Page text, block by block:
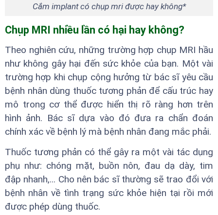
Cắm implant có chụp mri được hay không*
Chụp MRI nhiều lần có hại hay không?
Theo nghiên cứu, những trường hợp chụp MRI hầu
như không gây hại đến sức khỏe của bạn. Một vài
trường hợp khi chụp cộng hưởng từ bác sĩ yêu cầu
bệnh nhân dùng thuốc tương phản để cấu trúc hay
mô trong cơ thể được hiển thị rõ ràng hơn trên
hình ảnh. Bác sĩ dựa vào đó đưa ra chẩn đoán
chính xác về bệnh lý mà bệnh nhân đang mắc phải.
Thuốc tương phản có thể gây ra một vài tác dụng
phụ như: chóng mặt, buồn nôn, đau dạ dày, tim
đập nhanh,... Cho nên bác sĩ thường sẽ trao đổi với
bệnh nhân về tình trạng sức khỏe hiện tại rồi mới
được phép dùng thuốc.